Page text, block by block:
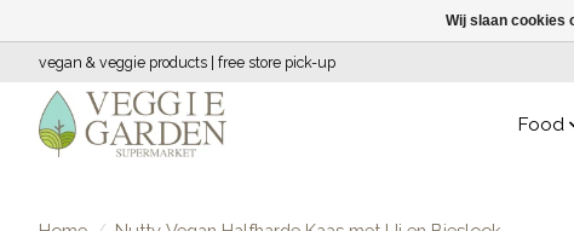
vegan & veggie products | free store pick-up
Food
Wij slaan cookies